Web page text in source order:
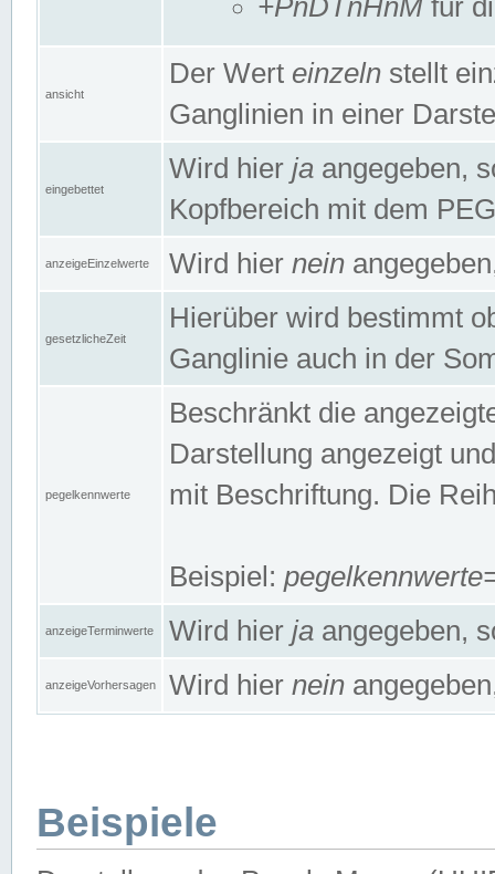
+PnDTnHnM für
ansicht
Der Wert einzeln stellt
Ganglinien in einer
eingebettet
Wird hier ja angegeben,
Kopfbereich mit dem
anzeigeEinzelwerte Wird hier nein
gesetzlicheZeit
Hierüber wird bestimmt
Ganglinie auch in der
pegelkennwerte
Beschränkt die
Darstellung angezeigt
mit Beschriftung. Die
Beispiel:
anzeigeTerminwerte Wird hier ja angegeben,
anzeigeVorhersagen Wird hier nein
Beispiele